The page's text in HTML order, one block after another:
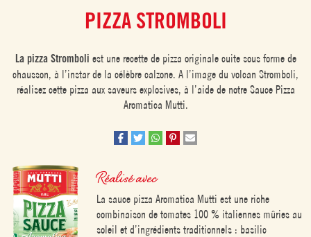
PIZZA STROMBOLI
La pizza Stromboli est une recette de pizza originale cuite sous forme de
chausson, à l’instar de la célèbre calzone. A l’image du volcan Stromboli,
réalisez cette pizza aux saveurs explosives, à l’aide de notre Sauce Pizza
Aromatica Mutti.
Réalisé avec
La sauce pizza Aromatica Mutti est une riche
combinaison de tomates 100 % italiennes mûries au
soleil et d’ingrédients traditionnels : basilic